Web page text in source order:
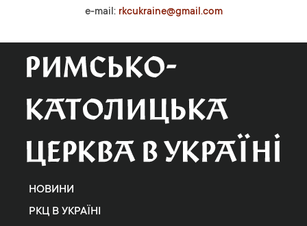
e-mail: rkcukraine@gmail.com
НОВИНИ
РКЦ В УКРАЇНІ